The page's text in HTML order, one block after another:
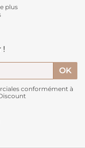
plus
!
conformément à